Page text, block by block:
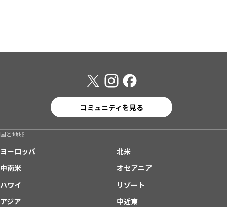
コミュニティを見る
国と地域
ヨーロッパ
北米
中南米
オセアニア
ハワイ
リゾート
アジア
中近東